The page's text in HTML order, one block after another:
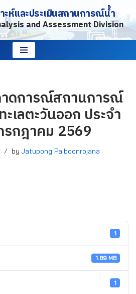
ะห์และประเมินสถานการณ์น้ำ
and Assessment Division
าดการณ์สถานการณ์
เลตะวันออก ประจำ
กฎาคม 2569
by Jatupong Paiboonrojana
1
1.89 MB
1